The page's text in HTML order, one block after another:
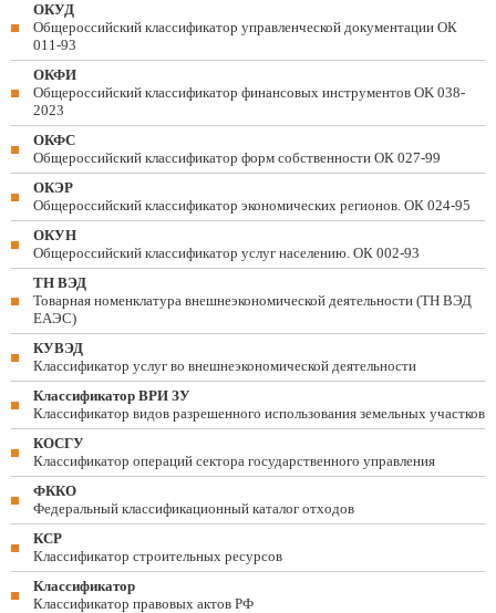
ОКУД
Общероссийский классификатор управленческой документации ОК
011-93
ОКФИ
Общероссийский классификатор финансовых инструментов OK 038-
2023
ОКФС
Общероссийский классификатор форм собственности ОК 027-99
ОКЭР
Общероссийский классификатор экономических регионов. ОК 024-95
ОКУН
Общероссийский классификатор услуг населению. ОК 002-93
ТН ВЭД
Товарная номенклатура внешнеэкономической деятельности (ТН ВЭД
ЕАЭС)
КУВЭД
Классификатор услуг во внешнеэкономической деятельности
Классификатор ВРИ ЗУ
Классификатор видов разрешенного использования земельных участков
КОСГУ
Классификатор операций сектора государственного управления
ФККО
Федеральный классификационный каталог отходов
КСР
Классификатор строительных ресурсов
Классификатор
Классификатор правовых актов РФ